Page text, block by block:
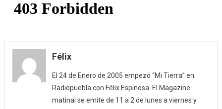
Félix
El 24 de Enero de 2005 empezó “Mi Tierra” en
Radiopuebla con Félix Espinosa. El Magazine
matinal se emite de 11 a 2 de lunes a viernes y